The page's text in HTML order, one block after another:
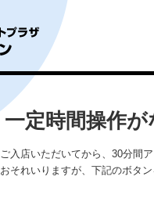
一定時間操作
ご入店いただいてから、30分間
おそれいりますが、下記のボタ